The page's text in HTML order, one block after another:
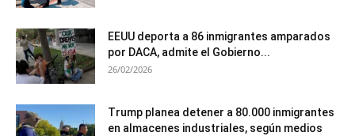
EEUU deporta a 86 inmigrantes amparados
por DACA, admite el Gobierno...
26/02/2026
Trump planea detener a 80.000 inmigrantes
en almacenes industriales, según medios